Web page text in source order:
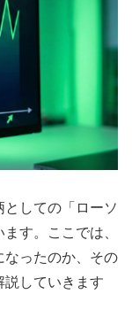
しての「ローソ
す。ここでは、
なったのか、その
説していきます